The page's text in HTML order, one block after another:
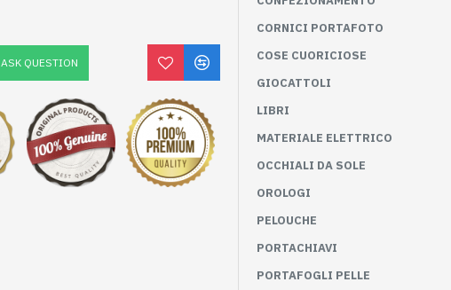
ASK QUESTION
CORNICI PORTAFOTO
COSE CUORICIOSE
GIOCATTOLI
LIBRI
MATERIALE ELETTRICO
OCCHIALI DA SOLE
OROLOGI
PELOUCHE
PORTACHIAVI
PORTAFOGLI PELLE